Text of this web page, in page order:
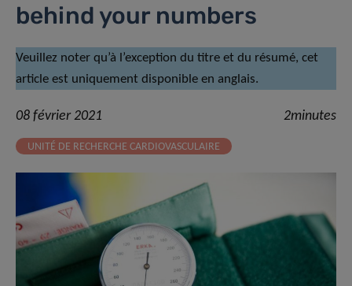
behind your numbers
Veuillez noter qu’à l’exception du titre et du résumé, cet
article est uniquement disponible en anglais.
08 février 2021 2minutes
UNITÉ DE RECHERCHE CARDIOVASCULAIRE